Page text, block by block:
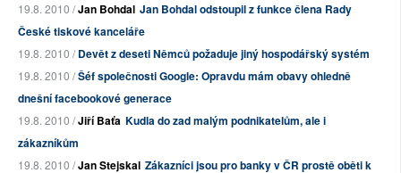
19.8. 2010 /Jan Bohdal Jan Bohdal odstoupil z funkce člena Rady
České tiskové kanceláře
19.8. 2010 /Devět z deseti Němců požaduje jiný hospodářský systém
19.8. 2010 /Šéf společnosti Google: Opravdu mám obavy ohledně
dnešní facebookové generace
19.8. 2010 /Jiří Baťa Kudla do zad malým podnikatelům, ale i
zákazníkům
19.8. 2010 /Jan Stejskal Zákazníci jsou pro banky v ČR prostě oběti k